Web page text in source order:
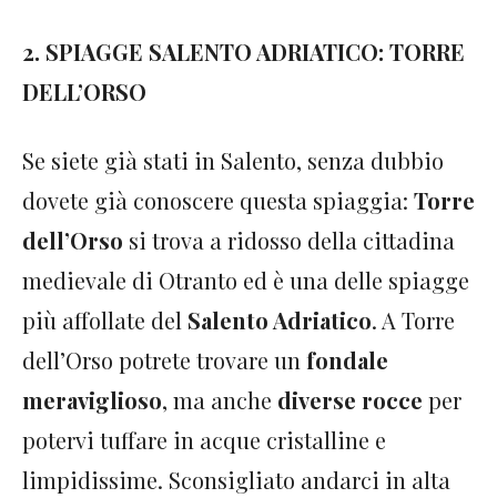
2. SPIAGGE SALENTO ADRIATICO: TORRE
DELL’ORSO
Se siete già stati in Salento, senza dubbio
dovete già conoscere questa spiaggia: Torre
dell’Orso si trova a ridosso della cittadina
medievale di Otranto ed è una delle spiagge
più affollate del Salento Adriatico. A Torre
dell’Orso potrete trovare un fondale
meraviglioso, ma anche diverse rocce per
potervi tuffare in acque cristalline e
limpidissime. Sconsigliato andarci in alta